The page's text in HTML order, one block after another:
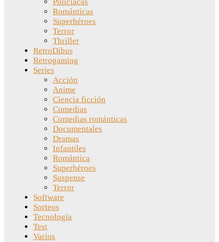
Románticas
Superhéroes
Terror
Thriller
RetroDibus
Retrogaming
Series
Acción
Anime
Ciencia ficción
Comedias
Comedias románticas
Documentales
Dramas
Infantiles
Romántica
Superhéroes
Suspense
Terror
Software
Sorteos
Tecnología
Test
Varios